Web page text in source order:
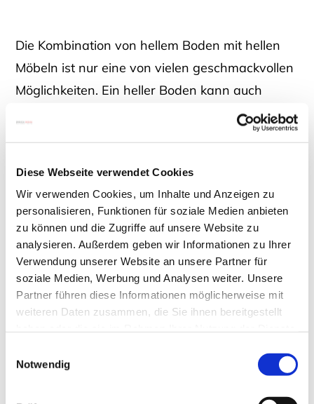
Diese Webseite verwendet Cookies
Wir verwenden Cookies, um Inhalte und Anzeigen zu
personalisieren, Funktionen für soziale Medien anbieten
zu können und die Zugriffe auf unsere Website zu
analysieren. Außerdem geben wir Informationen zu Ihrer
Verwendung unserer Website an unsere Partner für
soziale Medien, Werbung und Analysen weiter. Unsere
Partner führen diese Informationen möglicherweise mit
weiteren Daten zusammen, die Sie ihnen bereitgestellt
Notwendig
Die Kombination von hellem Boden mit hellen
Möbeln ist nur eine von vielen geschmackvollen
Möglichkeiten. Ein heller Boden kann auch
dunkle Möbel hervorragend zur Geltung
bringen, wenn Sie einem klaren Stilkonzept
und setzen Akzente, die Ihre Räume modern
und einladend gestalten.
Dunkle Möbel sind auf hellem Laminat oder
Parkett also keineswegs tabu. Im Gegenteil: Erst
auf einem hellen Untergrund entfalten
faszinierende Designerstücke oft ihre volle
die auf den Charakter des Raumes abgestimmt